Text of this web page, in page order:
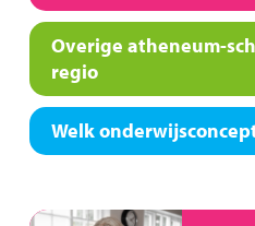
Overige atheneum-
regio
Welk